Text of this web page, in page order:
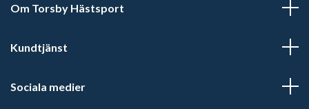
Om Torsby Hästsport
Kundtjänst
Sociala medier